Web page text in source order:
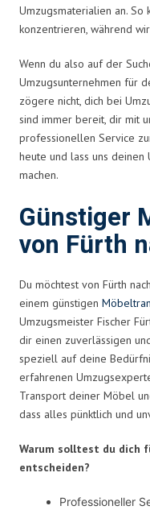
Umzugsmaterialien an. So
konzentrieren, während
Wenn du also auf der
Umzugsunternehmen für
zögere nicht, dich bei
sind immer bereit, dir mit
professionellen Service
heute und lass uns
machen.
Günstiger
von Fürth
Du möchtest von Fürth
einem günstigen
Umzugsmeister Fischer
dir einen zuverlässigen
speziell auf deine
erfahrenen
Transport deiner Möbel
dass alles pünktlich und
Warum solltest du dich
entscheiden?
Professioneller